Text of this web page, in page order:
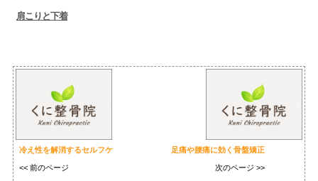
肩こりと下着
冷え性を解消するセルフケ
<< 前のページ
足痛や腰痛に効く骨盤矯正
次のページ >>